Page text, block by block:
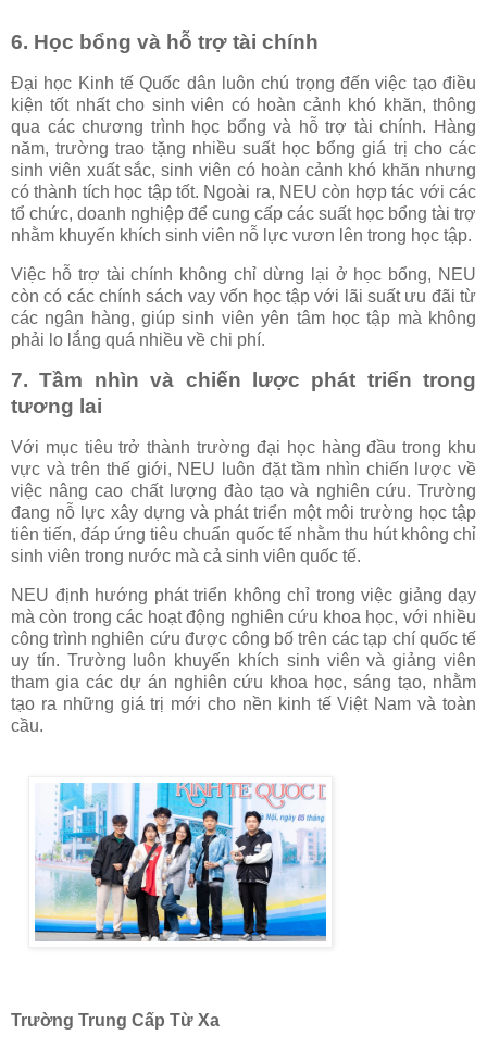
6. Học bổng và hỗ trợ tài chính
Đại học Kinh tế Quốc dân luôn chú trọng đến việc tạo điều
kiện tốt nhất cho sinh viên có hoàn cảnh khó khăn, thông
qua các chương trình học bổng và hỗ trợ tài chính. Hàng
năm, trường trao tặng nhiều suất học bổng giá trị cho các
sinh viên xuất sắc, sinh viên có hoàn cảnh khó khăn nhưng
có thành tích học tập tốt. Ngoài ra, NEU còn hợp tác với các
tổ chức, doanh nghiệp để cung cấp các suất học bổng tài trợ
nhằm khuyến khích sinh viên nỗ lực vươn lên trong học tập.
Việc hỗ trợ tài chính không chỉ dừng lại ở học bổng, NEU
còn có các chính sách vay vốn học tập với lãi suất ưu đãi từ
các ngân hàng, giúp sinh viên yên tâm học tập mà không
phải lo lắng quá nhiều về chi phí.
7. Tầm nhìn và chiến lược phát triển trong
tương lai
Với mục tiêu trở thành trường đại học hàng đầu trong khu
vực và trên thế giới, NEU luôn đặt tầm nhìn chiến lược về
việc nâng cao chất lượng đào tạo và nghiên cứu. Trường
đang nỗ lực xây dựng và phát triển một môi trường học tập
tiên tiến, đáp ứng tiêu chuẩn quốc tế nhằm thu hút không chỉ
sinh viên trong nước mà cả sinh viên quốc tế.
NEU định hướng phát triển không chỉ trong việc giảng dạy
mà còn trong các hoạt động nghiên cứu khoa học, với nhiều
công trình nghiên cứu được công bố trên các tạp chí quốc tế
uy tín. Trường luôn khuyến khích sinh viên và giảng viên
tham gia các dự án nghiên cứu khoa học, sáng tạo, nhằm
tạo ra những giá trị mới cho nền kinh tế Việt Nam và toàn
cầu.
Trường Trung Cấp Từ Xa